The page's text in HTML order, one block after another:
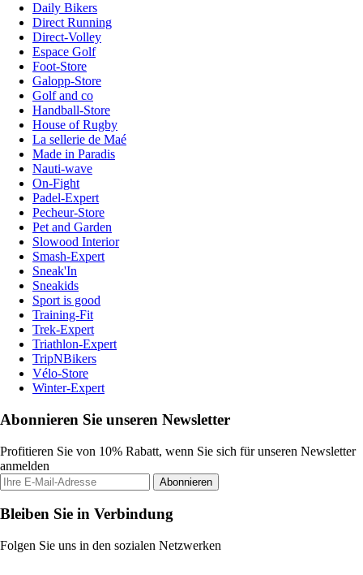
Daily Bikers
Direct Running
Direct-Volley
Espace Golf
Foot-Store
Galopp-Store
Golf and co
Handball-Store
House of Rugby
La sellerie de Maé
Made in Paradis
Nauti-wave
On-Fight
Padel-Expert
Pecheur-Store
Pet and Garden
Slowood Interior
Smash-Expert
Sneak'In
Sneakids
Sport is good
Training-Fit
Trek-Expert
Triathlon-Expert
TripNBikers
Vélo-Store
Winter-Expert
Abonnieren Sie unseren Newsletter
Profitieren Sie von 10% Rabatt, wenn Sie sich für unseren Newsletter
anmelden
Abonnieren
Bleiben Sie in Verbindung
Folgen Sie uns in den sozialen Netzwerken